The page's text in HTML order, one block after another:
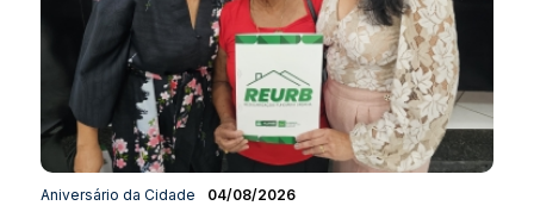
Aniversário da Cidade 04/08/2026